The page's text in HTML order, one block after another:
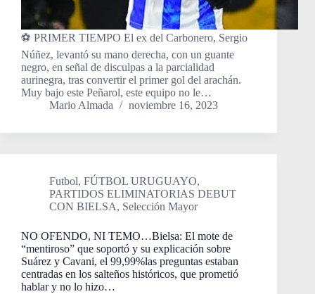
⚽️ PRIMER TIEMPO El ex del Carbonero, Sergio
Núñez, levantó su mano derecha, con un guante
negro, en señal de disculpas a la parcialidad
aurinegra, tras convertir el primer gol del arachán.
Muy bajo este Peñarol, este equipo no le…
Mario Almada
noviembre 16, 2023
Futbol, FÚTBOL URUGUAYO,
PARTIDOS ELIMINATORIAS DEBUT
CON BIELSA, Selección Mayor
NO OFENDO, NI TEMO…Bielsa: El mote de
“mentiroso” que soportó y su explicación sobre
Suárez y Cavani, el 99,99%las preguntas estaban
centradas en los salteños históricos, que prometió
hablar y no lo hizo…